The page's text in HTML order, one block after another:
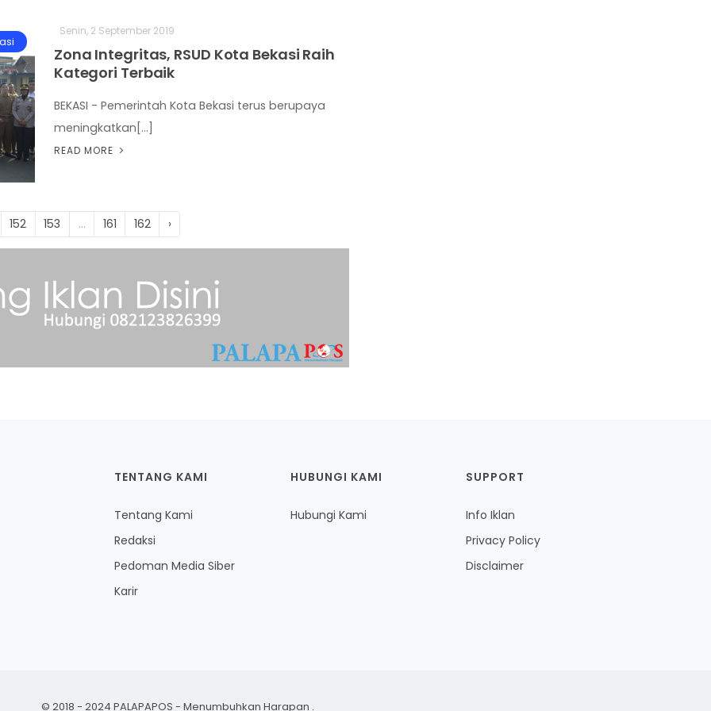
Senin, 2 September 2019
Zona Integritas, RSUD Kota Bekasi Raih
Kategori Terbaik
BEKASI - Pemerintah Kota Bekasi terus berupaya
meningkatkan[...]
READ MORE
152 153 ... 161 162 ›
TENTANG KAMI
Tentang Kami
Redaksi
Pedoman Media Siber
Karir
HUBUNGI KAMI
Hubungi Kami
SUPPORT
Info Iklan
Privacy Policy
Disclaimer
© 2018 - 2024 PALAPAPOS - Menumbuhkan Harapan .